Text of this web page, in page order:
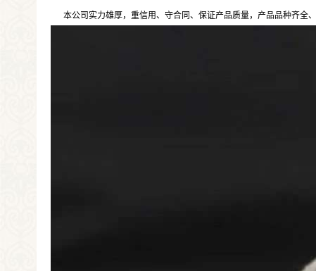
本公司实力雄厚，重信用、守合同、保证产品质量，产品品种齐全